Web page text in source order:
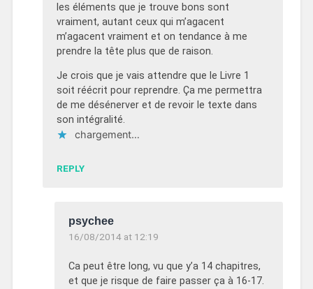
les éléments que je trouve bons sont
vraiment, autant ceux qui m’agacent
m’agacent vraiment et on tendance à me
prendre la tête plus que de raison.
Je crois que je vais attendre que le Livre 1
soit réécrit pour reprendre. Ça me permettra
de me désénerver et de revoir le texte dans
son intégralité.
chargement…
REPLY
psychee
16/08/2014 at 12:19
Ca peut être long, vu que y’a 14 chapitres,
et que je risque de faire passer ça à 16-17.